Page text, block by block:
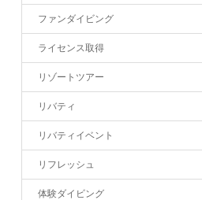
ファンダイビング
ライセンス取得
リゾートツアー
リバティ
リバティイベント
リフレッシュ
体験ダイビング